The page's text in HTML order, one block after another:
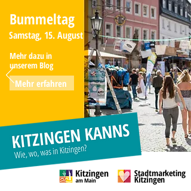
Bummeltag
Samstag, 15. August
Mehr dazu in
unserem Blog
Mehr erfahren